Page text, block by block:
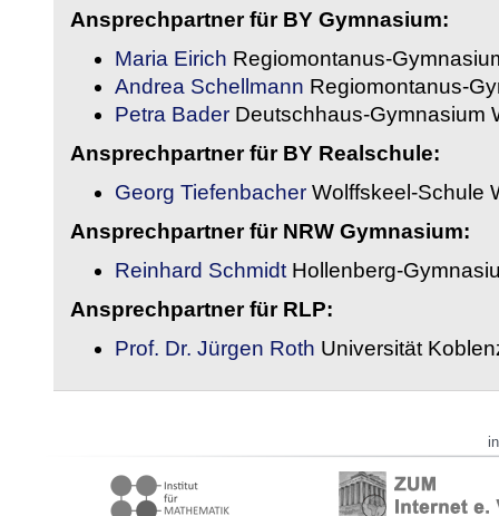
Ansprechpartner für BY Gymnasium:
Maria Eirich Regiomontanus-
Andrea Schellmann Regiomontanus-
Petra Bader Deutschhaus-Gymnasium
Ansprechpartner für BY Realschule:
Georg Tiefenbacher Wolffskeel-Schule
Ansprechpartner für NRW Gymnasium:
Reinhard Schmidt Hollenberg-
Ansprechpartner für RLP:
Prof. Dr. Jürgen Roth Universität